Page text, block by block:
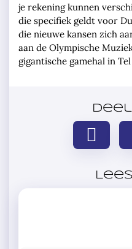
je rekening kunnen
die specifiek geldt voor
die nieuwe kansen zich
aan de Olympische
gigantische gamehal in Tel